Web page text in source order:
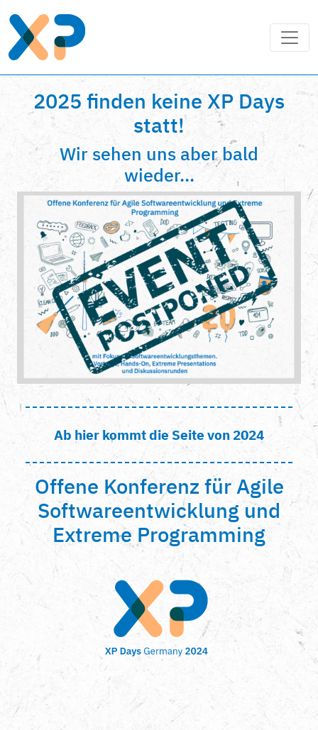
2025 finden keine XP Days
statt!
Wir sehen uns aber bald
wieder...
Ab hier kommt die Seite von 2024
Offene Konferenz für Agile
Softwareentwicklung und
Extreme Programming